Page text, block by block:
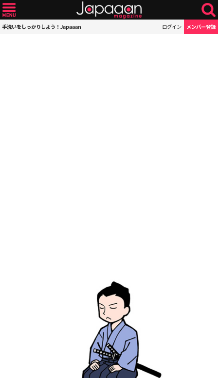
手洗いをしっかりしよう！Japaaan ログイン メンバー登録